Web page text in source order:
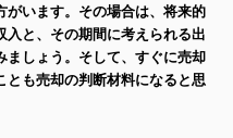
がいます。その場合は、将来的
入と、その期間に考えられる出
ましょう。そして、すぐに売却
も売却の判断材料になると思